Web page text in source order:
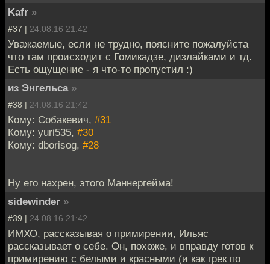
Kafr »
#37 | 24.08.16 21:42
Уважаемые, если не трудно, поясните пожалуйста
что там происходит с Гомикадзе, дизлайками и тд.
Есть ощущение - я что-то пропустил :)
из Энгельса »
#38 | 24.08.16 21:42
Кому: Собакевич, #31
Кому: yuri535, #30
Кому: dborisog, #28
Ну его нахрен, этого Маннергейма!
sidewinder »
#39 | 24.08.16 21:42
ИМХО, рассказывая о примирении, Ильяс
рассказывает о себе. Он, похоже, и вправду готов к
примирению с белыми и красными (и как грек по